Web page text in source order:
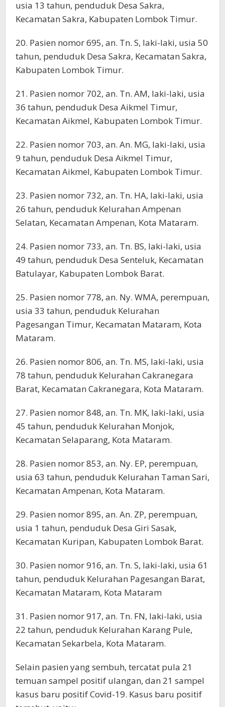
usia 13 tahun, penduduk Desa Sakra,
Kecamatan Sakra, Kabupaten Lombok Timur.
20. Pasien nomor 695, an. Tn. S, laki-laki, usia 50
tahun, penduduk Desa Sakra, Kecamatan Sakra,
Kabupaten Lombok Timur.
21. Pasien nomor 702, an. Tn. AM, laki-laki, usia
36 tahun, penduduk Desa Aikmel Timur,
Kecamatan Aikmel, Kabupaten Lombok Timur.
22. Pasien nomor 703, an. An. MG, laki-laki, usia
9 tahun, penduduk Desa Aikmel Timur,
Kecamatan Aikmel, Kabupaten Lombok Timur.
23. Pasien nomor 732, an. Tn. HA, laki-laki, usia
26 tahun, penduduk Kelurahan Ampenan
Selatan, Kecamatan Ampenan, Kota Mataram.
24. Pasien nomor 733, an. Tn. BS, laki-laki, usia
49 tahun, penduduk Desa Senteluk, Kecamatan
Batulayar, Kabupaten Lombok Barat.
25. Pasien nomor 778, an. Ny. WMA, perempuan,
usia 33 tahun, penduduk Kelurahan
Pagesangan Timur, Kecamatan Mataram, Kota
Mataram.
26. Pasien nomor 806, an. Tn. MS, laki-laki, usia
78 tahun, penduduk Kelurahan Cakranegara
Barat, Kecamatan Cakranegara, Kota Mataram.
27. Pasien nomor 848, an. Tn. MK, laki-laki, usia
45 tahun, penduduk Kelurahan Monjok,
Kecamatan Selaparang, Kota Mataram.
28. Pasien nomor 853, an. Ny. EP, perempuan,
usia 63 tahun, penduduk Kelurahan Taman Sari,
Kecamatan Ampenan, Kota Mataram.
29. Pasien nomor 895, an. An. ZP, perempuan,
usia 1 tahun, penduduk Desa Giri Sasak,
Kecamatan Kuripan, Kabupaten Lombok Barat.
30. Pasien nomor 916, an. Tn. S, laki-laki, usia 61
tahun, penduduk Kelurahan Pagesangan Barat,
Kecamatan Mataram, Kota Mataram
31. Pasien nomor 917, an. Tn. FN, laki-laki, usia
22 tahun, penduduk Kelurahan Karang Pule,
Kecamatan Sekarbela, Kota Mataram.
Selain pasien yang sembuh, tercatat pula 21
temuan sampel positif ulangan, dan 21 sampel
kasus baru positif Covid-19. Kasus baru positif